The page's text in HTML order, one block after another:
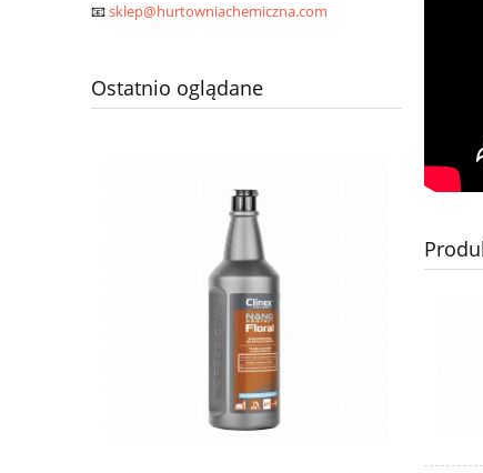
📧sklep@hurtowniachemiczna.com
Ostatnio oglądane